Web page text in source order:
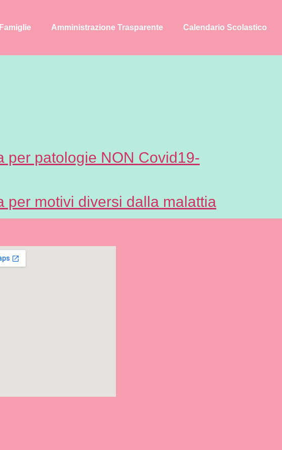
Amministrazione Trasparente Calendario Scolastico
per patologie NON Covid19-
per motivi diversi dalla malattia